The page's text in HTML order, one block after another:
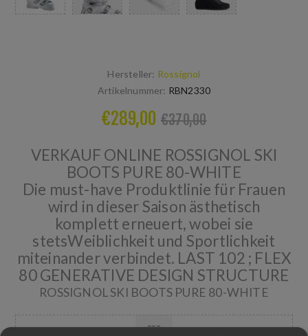
Hersteller: Rossignol
Artikelnummer: RBN2330
€289,00 €370,00
VERKAUF ONLINE ROSSIGNOL SKI
BOOTS PURE 80-WHITE
Die must-have Produktlinie für Frauen
wird in dieser Saison ästhetisch
komplett erneuert, wobei sie
stetsWeiblichkeit und Sportlichkeit
miteinander verbindet. LAST 102 ; FLEX
80 GENERATIVE DESIGN STRUCTURE
ROSSIGNOL SKI BOOTS PURE 80-WHITE
---